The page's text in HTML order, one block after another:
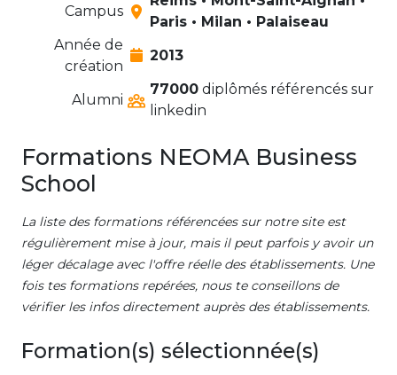
Campus
Paris • Milan • Palaiseau
Année de
création
2013
Alumni
77000 diplômés référencés sur
linkedin
Formations NEOMA Business
School
La liste des formations référencées sur notre site est
régulièrement mise à jour, mais il peut parfois y avoir un
léger décalage avec l'offre réelle des établissements. Une
fois tes formations repérées, nous te conseillons de
vérifier les infos directement auprès des établissements.
Formation(s) sélectionnée(s)